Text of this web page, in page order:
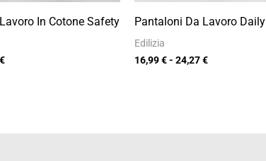
In Cotone Safety
€
Pantaloni Da Lavoro
Edilizia
16,99€- 24,27€